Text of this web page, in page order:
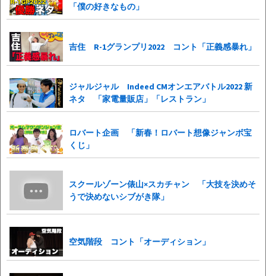
「僕の好きなもの」
吉住 R-1グランプリ2022 コント「正義感暴れ」
ジャルジャル Indeed CMオンエアバトル2022 新
ネタ 「家電量販店」「レストラン」
ロバート企画 「新春！ロバート想像ジャンボ宝
くじ」
スクールゾーン俵山×スカチャン 「大技を決めそ
うで決めないシブがき隊」
空気階段 コント「オーディション」